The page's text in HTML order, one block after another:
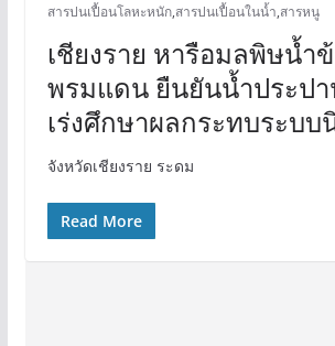
สารปนเปื้อนโลหะหนัก,สารปนเปื้อนในน้ำ,สารหนู
เชียงราย หารือมลพิษน้ำ
พรมแดน ยืนยันน้ำประป
เร่งศึกษาผลกระทบระบบ
จังหวัดเชียงราย ระดม
Read More